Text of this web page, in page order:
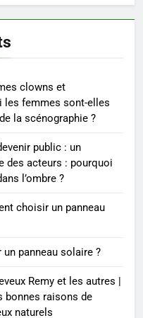
grâce à The
chutes chez les
accompagnement
tarif juste ?
clowns et
les femmes sont-elles
la scénographie ?
public : un
des acteurs : pourquoi
l’ombre ?
choisir un panneau
panneau solaire ?
Remy et les autres |
bonnes raisons de
naturels